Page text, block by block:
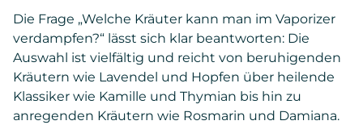
Die Frage „Welche Kräuter kann man im Vaporizer
verdampfen?“ lässt sich klar beantworten: Die
Auswahl ist vielfältig und reicht von beruhigenden
Kräutern wie Lavendel und Hopfen über heilende
Klassiker wie Kamille und Thymian bis hin zu
anregenden Kräutern wie Rosmarin und Damiana.